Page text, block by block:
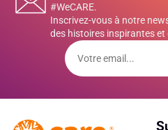
#WeCARE.
Inscrivez-vous à notre
des histoires inspirantes et